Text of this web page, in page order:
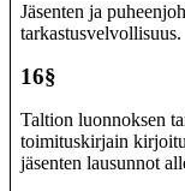
Jäsenten ja
tarkastusvelvollisuus.
16§
Taltion luonnoksen
toimituskirjain
jäsenten lausunnot